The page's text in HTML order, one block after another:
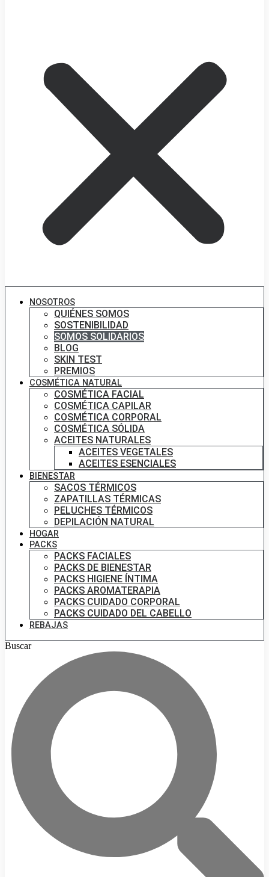
NOSOTROS
QUIÉNES SOMOS
SOSTENIBILIDAD
SOMOS SOLIDARIOS
BLOG
SKIN TEST
PREMIOS
COSMÉTICA NATURAL
COSMÉTICA FACIAL
COSMÉTICA CAPILAR
COSMÉTICA CORPORAL
COSMÉTICA SÓLIDA
ACEITES NATURALES
ACEITES VEGETALES
ACEITES ESENCIALES
BIENESTAR
SACOS TÉRMICOS
ZAPATILLAS TÉRMICAS
PELUCHES TÉRMICOS
DEPILACIÓN NATURAL
HOGAR
PACKS
PACKS FACIALES
PACKS DE BIENESTAR
PACKS HIGIENE ÍNTIMA
PACKS AROMATERAPIA
PACKS CUIDADO CORPORAL
PACKS CUIDADO DEL CABELLO
REBAJAS
Buscar